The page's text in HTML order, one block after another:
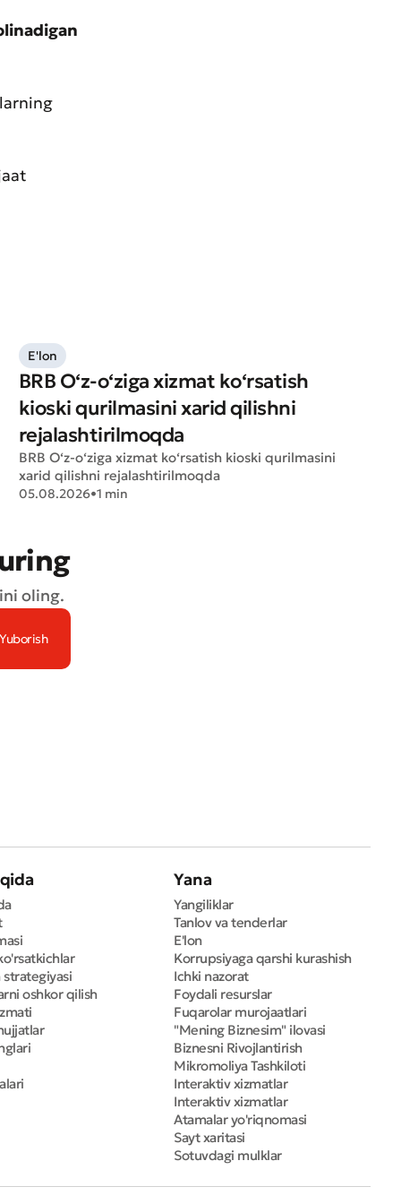
E'lon
BRB O‘z-o‘ziga xizmat ko‘rsatish
kioski qurilmasini xarid qilishni
rejalashtirilmoqda
BRB O‘z-o‘ziga xizmat ko‘rsatish kioski qurilmasini
xarid qilishni rejalashtirilmoqda
05.08.2026•1 min
oling.
strategiyasi
oshkor qilish
Yana
Yangiliklar
Tanlov va tenderlar
E'lon
Korrupsiyaga qarshi kurashish
Ichki nazorat
Foydali resurslar
Fuqarolar murojaatlari
"Mening Biznesim" ilovasi
Biznesni Rivojlantirish
Mikromoliya Tashkiloti
Interaktiv xizmatlar
Interaktiv xizmatlar
Atamalar yo'riqnomasi
Sayt xaritasi
Sotuvdagi mulklar